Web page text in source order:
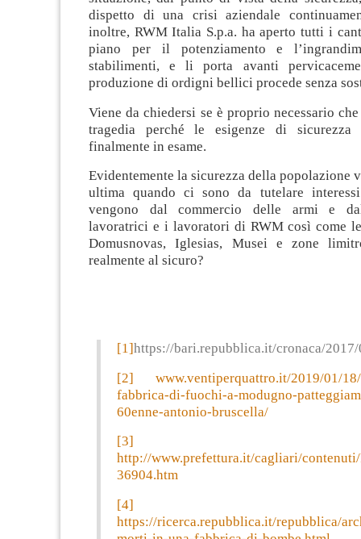
dispetto di una crisi aziendale
inoltre, RWM Italia S.p.a. ha aperto tutti i
piano per il potenziamento e
stabilimenti, e li porta avanti
produzione di ordigni bellici procede senza
Viene da chiedersi se è proprio necessario
tragedia perché le esigenze di sicurezza
finalmente in esame.
Evidentemente la sicurezza della popolazione
ultima quando ci sono da tutelare
vengono dal commercio delle armi e
lavoratrici e i lavoratori di RWM così come
Domusnovas, Iglesias, Musei e zone
realmente al sicuro?
[1]https://bari.repubblica.it/cronaca/
[2]
www.ventiperquattro.it/2019/01/
fabbrica-di-fuochi-a-modugno-
60enne-antonio-bruscella/
[3]
http://www.prefettura.it/cagliari/contenuti/
36904.htm
[4]
https://ricerca.repubblica.it/repubblica/